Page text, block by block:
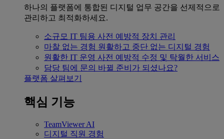
하나의 플랫폼에 통합된 디지털 업무 공간을 선제적으로
관리하고 최적화하세요.
소규모 IT 팀용 사전 예방적 장치 관리
마찰 없는 경험 원활하고 중단 없는 디지털 경험
원활한 IT 운영 사전 예방적 수정 및 탁월한 서비스
담당 팀에 문의 바뀔 준비가 되셨나요?
플랫폼 살펴보기
핵심 기능
TeamViewer AI
디지털 직원 경험